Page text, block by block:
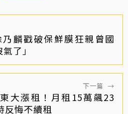
麟戳破保鮮膜狂親曾國
了」
下一篇 →
大漲租！月租15萬飆23
悔不續租